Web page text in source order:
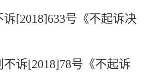
诉[2018]633号《不起诉决
不诉[2018]78号《不起诉